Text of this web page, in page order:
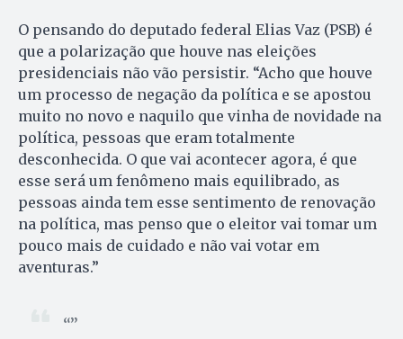
O pensando do deputado federal Elias Vaz (PSB) é
que a polarização que houve nas eleições
presidenciais não vão persistir. “Acho que houve
um processo de negação da política e se apostou
muito no novo e naquilo que vinha de novidade na
política, pessoas que eram totalmente
desconhecida. O que vai acontecer agora, é que
esse será um fenômeno mais equilibrado, as
pessoas ainda tem esse sentimento de renovação
na política, mas penso que o eleitor vai tomar um
pouco mais de cuidado e não vai votar em
aventuras.”